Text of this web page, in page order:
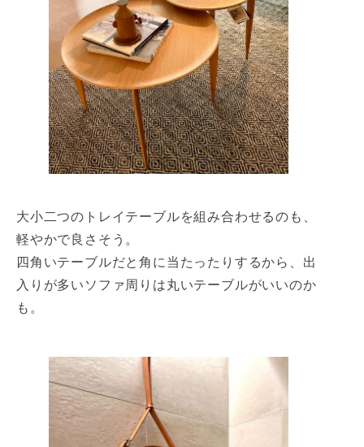
大小二つのトレイテーブルを組み合わせるのも、
軽やかで良さそう。
四角いテーブルだと角に当たったりするから、出
入りが多いソファ周りは丸いテーブルがいいのか
も。